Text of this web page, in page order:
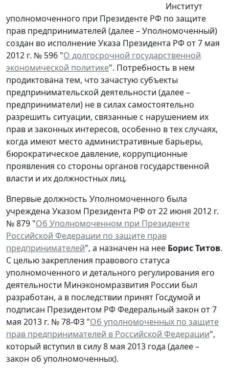
Институт
уполномоченного при Президенте РФ по защите
прав предпринимателей (далее – Уполномоченный)
создан во исполнение Указа Президента РФ от 7 мая
2012 г. № 596 "О долгосрочной государственной
экономической политике". Потребность в нем
продиктована тем, что зачастую субъекты
предпринимательской деятельности (далее –
предприниматели) не в силах самостоятельно
разрешить ситуации, связанные с нарушением их
прав и законных интересов, особенно в тех случаях,
когда имеют место административные барьеры,
бюрократическое давление, коррупционные
проявления со стороны органов государственной
власти и их должностных лиц.
Впервые должность Уполномоченного была
учреждена Указом Президента РФ от 22 июня 2012 г.
№ 879 "Об Уполномоченном при Президенте
Российской Федерации по защите прав
предпринимателей", а назначен на нее Борис Титов.
С целью закрепления правового статуса
уполномоченного и детального регулирования его
деятельности Минэкономразвития России был
разработан, а в последствии принят Госдумой и
подписан Президентом РФ Федеральный закон от 7
мая 2013 г. № 78-ФЗ "Об уполномоченных по защите
прав предпринимателей в Российской Федерации",
который вступил в силу 8 мая 2013 года (далее –
закон об уполномоченных).